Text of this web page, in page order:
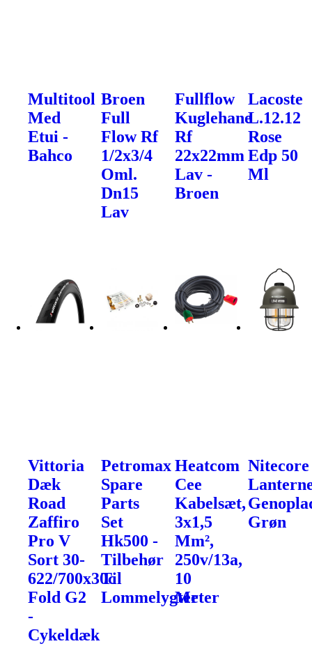
Multitool
Med
Etui -
Bahco
Broen
Full
Flow Rf
1/2x3/4
Oml.
Dn15
Lav
Fullflow
Kuglehane
Rf
22x22mm
Lav -
Broen
Lacoste
L.12.12
Rose
Edp 50
Ml
Vittoria
Dæk
Road
Zaffiro
Pro V
Sort 30-
622/700x30c
Fold G2
-
Cykeldæk
Petromax
Spare
Parts
Set
Hk500 -
Tilbehør
Til
Lommelygter
Heatcom
Cee
Kabelsæt,
3x1,5
Mm²,
250v/13a,
10
Meter
Nitecore
Grøn